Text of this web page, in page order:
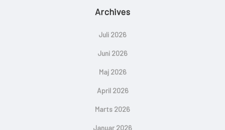
Archives
Juli 2026
Juni 2026
Maj 2026
April 2026
Marts 2026
Januar 2026